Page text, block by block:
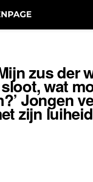
zus der
wat
Jongen
zijn luiheid